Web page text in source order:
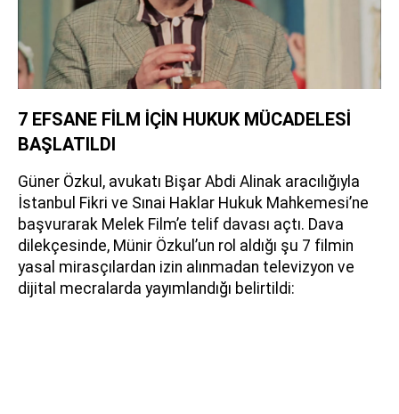
7 EFSANE FİLM İÇİN HUKUK MÜCADELESİ
BAŞLATILDI
Güner Özkul, avukatı Bişar Abdi Alinak aracılığıyla
İstanbul Fikri ve Sınai Haklar Hukuk Mahkemesi’ne
başvurarak Melek Film’e telif davası açtı. Dava
dilekçesinde, Münir Özkul’un rol aldığı şu 7 filmin
yasal mirasçılardan izin alınmadan televizyon ve
dijital mecralarda yayımlandığı belirtildi:​​​​​​